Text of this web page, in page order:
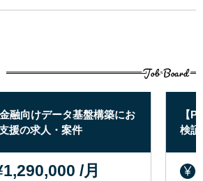
Job Board
金融向けデータ基盤構築にお
援の求人・案件
/月
【
検